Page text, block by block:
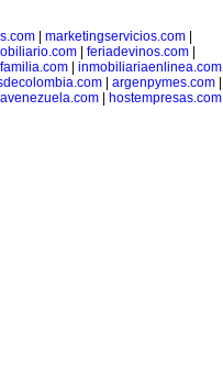
marketingservicios.com
feriadevinos.com
inmobiliariaenlinea.com
argenpymes.com
| hostempresas.com|